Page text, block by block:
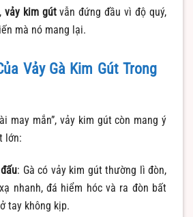
vảy kim gútvẫn đứng đầu vì độ quý,
mà nó mang lại.
Vảy Gà Kim Gút Trong
may mắn”, vảy kim gút còn mang ý
lớn:
: Gà có vảy kim gút thường lì đòn,
nhanh, đá hiểm hóc và ra đòn bất
tay không kịp.